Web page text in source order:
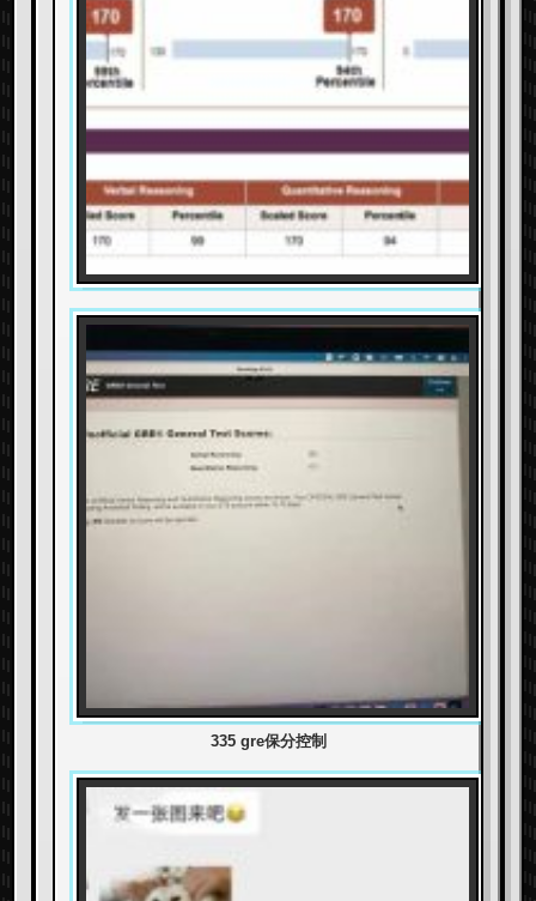
335 gre保分控制